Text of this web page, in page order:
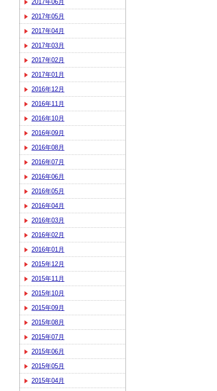
2017年06月
2017年05月
2017年04月
2017年03月
2017年02月
2017年01月
2016年12月
2016年11月
2016年10月
2016年09月
2016年08月
2016年07月
2016年06月
2016年05月
2016年04月
2016年03月
2016年02月
2016年01月
2015年12月
2015年11月
2015年10月
2015年09月
2015年08月
2015年07月
2015年06月
2015年05月
2015年04月